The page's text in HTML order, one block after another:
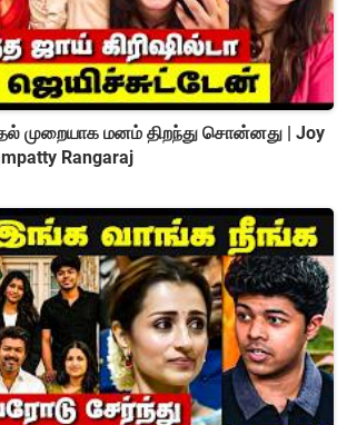
முறையாக மனம் திறந்து சொன்னது | Joy
Rangaraj